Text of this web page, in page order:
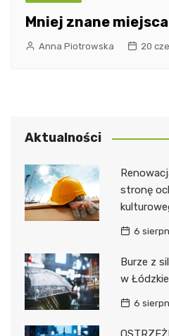
Mniej znane
Anna Piotrowska 20
Aktualności
stronę
6
Burze z
w
6